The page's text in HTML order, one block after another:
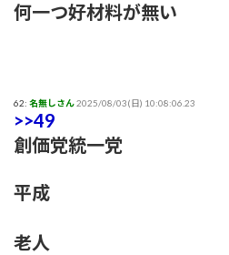
何一つ好材料が無い
62: 名無しさん2025/08/03(日) 10:08:06.23
>>49
創価党統一党
平成
老人